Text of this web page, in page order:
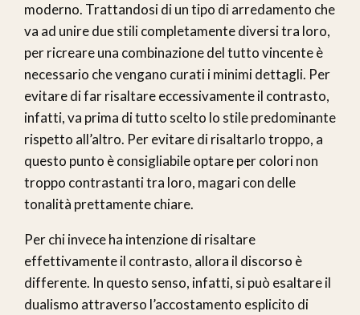
moderno. Trattandosi di un tipo di arredamento che
va ad unire due stili completamente diversi tra loro,
per ricreare una combinazione del tutto vincente è
necessario che vengano curati i minimi dettagli. Per
evitare di far risaltare eccessivamente il contrasto,
infatti, va prima di tutto scelto lo stile predominante
rispetto all’altro. Per evitare di risaltarlo troppo, a
questo punto è consigliabile optare per colori non
troppo contrastanti tra loro, magari con delle
tonalità prettamente chiare.
Per chi invece ha intenzione di risaltare
effettivamente il contrasto, allora il discorso è
differente. In questo senso, infatti, si può esaltare il
dualismo attraverso l’accostamento esplicito di